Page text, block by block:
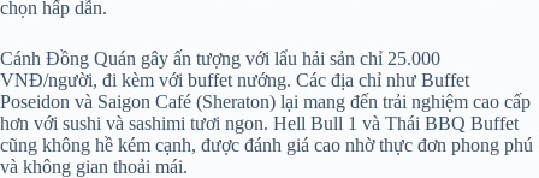
chọn hấp dẫn.
Cánh Đồng Quán gây ấn tượng với lẩu hải sản chỉ 25.000
VNĐ/người, đi kèm với buffet nướng. Các địa chỉ như Buffet
Poseidon và Saigon Café (Sheraton) lại mang đến trải nghiệm cao cấp
hơn với sushi và sashimi tươi ngon. Hell Bull 1 và Thái BBQ Buffet
cũng không hề kém cạnh, được đánh giá cao nhờ thực đơn phong phú
và không gian thoải mái.